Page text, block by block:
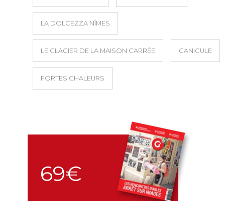
LA DOLCEZZA NÎMES
LE GLACIER DE LA MAISON CARRÉE CANICULE
FORTES CHALEURS
69€